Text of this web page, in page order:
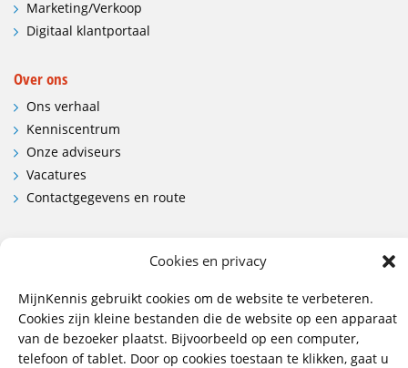
Cookies en privacy
MijnKennis gebruikt cookies om de website te verbeteren.
Cookies zijn kleine bestanden die de website op een apparaat
van de bezoeker plaatst. Bijvoorbeeld op een computer,
telefoon of tablet. Door op cookies toestaan te klikken, gaat u
Marketing/Verkoop
Digitaal klantportaal
Over ons
Ons verhaal
Kenniscentrum
Onze adviseurs
Vacatures
Contactgegevens en route
Doetinchem, Lent
085 - 485 4111
info@mijnkennis.nl